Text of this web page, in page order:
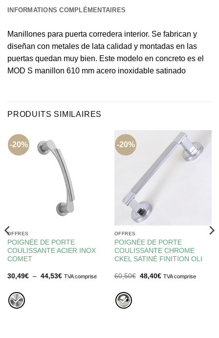
INFORMATIONS COMPLÉMENTAIRES
Manillones para puerta corredera interior. Se fabrican y
diseñan con metales de lata calidad y montadas en las
puertas quedan muy bien. Este modelo en concreto es el
MOD S manillon 610 mm acero inoxidable satinado
PRODUITS SIMILAIRES
-20%
OFFRES
POIGNÉE DE PORTE
COULISSANTE ACIER INOX
COMET
30,49€ – 44,53€Plage
TVA comprise
-20%
OFFRES
POIGNÉE DE PORTE
COULISSANTE CHROME
CKEL SATINÉ FINITION OLI
60,50€ Le
48,40€Le
TVA comprise